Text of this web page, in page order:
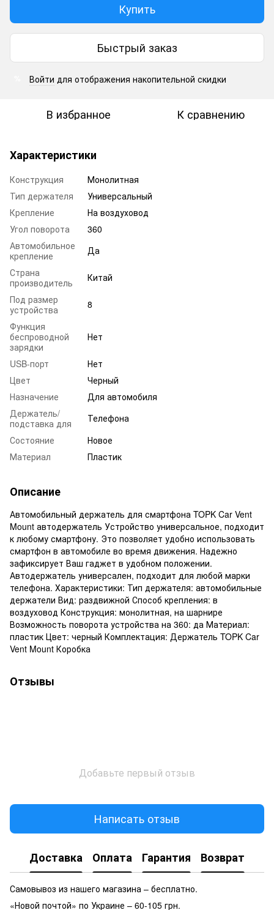
Купить
Быстрый заказ
Войти для отображения накопительной скидки
В избранное К сравнению
Характеристики
Конструкция
Монолитная
Тип держателя
Универсальный
Крепление
На воздуховод
Угол поворота
360
Автомобильное
крепление
Да
Страна
производитель
Китай
Под размер
устройства
8
Функция
беспроводной
зарядки
Нет
USB-порт
Нет
Цвет
Черный
Назначение
Для автомобиля
Держатель/
подставка для
Телефона
Состояние
Новое
Материал
Пластик
Описание
Автомобильный держатель для смартфона TOPK Car Vent
Mount автодержатель Устройство универсальное, подходит
к любому смартфону. Это позволяет удобно использовать
смартфон в автомобиле во время движения. Надежно
зафиксирует Ваш гаджет в удобном положении.
Автодержатель универсален, подходит для любой марки
телефона. Характеристики: Тип держателя: автомобильные
держатели Вид: раздвижной Способ крепления: в
воздуховод Конструкция: монолитная, на шарнире
Возможность поворота устройства на 360: да Материал:
пластик Цвет: черный Комплектация: Держатель TOPK Car
Vent Mount Коробка
Отзывы
Добавьте первый отзыв
Написать отзыв
Доставка Оплата Гарантия Возврат
Самовывоз из нашего магазина – бесплатно.
«Новой почтой» по Украине – 60-105 грн.